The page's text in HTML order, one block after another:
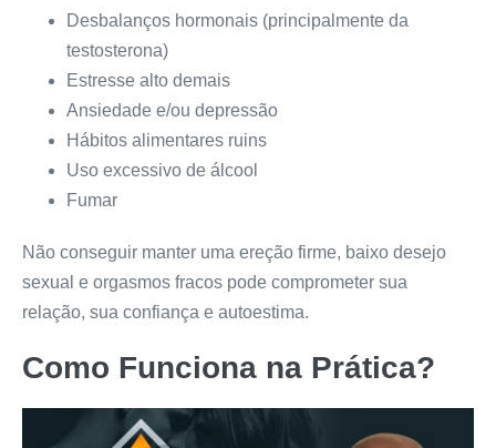
Desbalanços hormonais (principalmente da
testosterona)
Estresse alto demais
Ansiedade e/ou depressão
Hábitos alimentares ruins
Uso excessivo de álcool
Fumar
Não conseguir manter uma ereção firme, baixo desejo
sexual e orgasmos fracos pode comprometer sua
relação, sua confiança e autoestima.
Como Funciona na Prática?